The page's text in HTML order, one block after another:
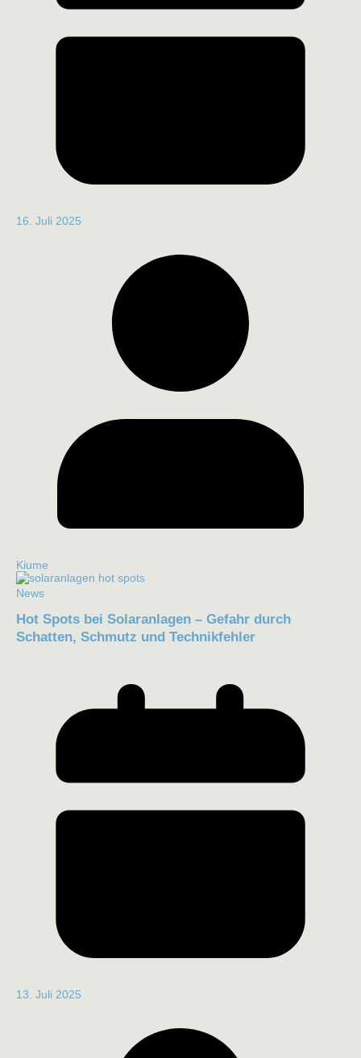
16. Juli 2025
Kiume
News
Hot Spots bei Solaranlagen – Gefahr durch
Schatten, Schmutz und Technikfehler
13. Juli 2025